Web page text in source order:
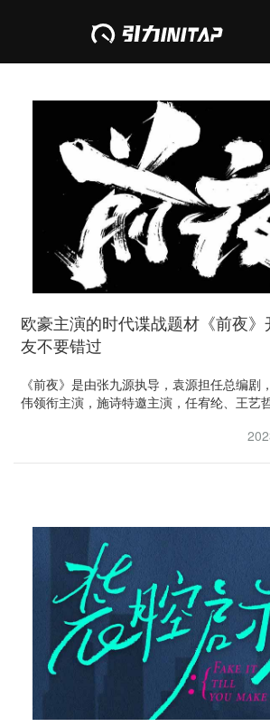
欧豪主演的时代谍战题材《前夜
友不要错过
《前夜》是由张九源执导，袁源担任总编剧
伟领衔主演，施诗特邀主演，任宥纶、王艺